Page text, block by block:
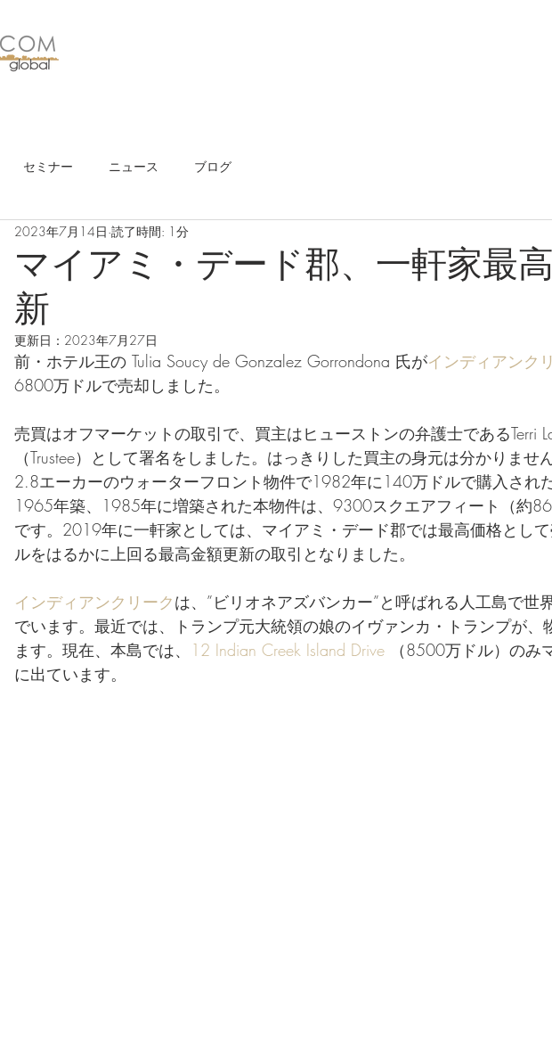
セミナー ニュース ブログ
マイアミ・デード郡、一軒家最
新
2023年7月14日 読了時間: 1分
更新日： 2023年7月27日
前・ホテル王の Tulia Soucy de Gonzalez Gorrondona 氏がインディアンク
6800万ドルで売却しました。
売買はオフマーケットの取引で、買主はヒューストンの弁護士であるTerri
（Trustee）として署名をしました。はっきりした買主の身元は分かりませ
2.8エーカーのウォーターフロント物件で1982年に140万ドルで購入された
1965年築、1985年に増築された本物件は、9300スクエアフィート（約
です。2019年に一軒家としては、マイアミ・デード郡では最高価格とし
ルをはるかに上回る最高金額更新の取引となりました。
インディアンクリークは、”ビリオネアズバンカー”と呼ばれる人工島で世
でいます。最近では、トランプ元大統領の娘のイヴァンカ・トランプが、
ます。現在、本島では、
12 Indian Creek Island Drive （8500万ドル）のみ
に出ています。